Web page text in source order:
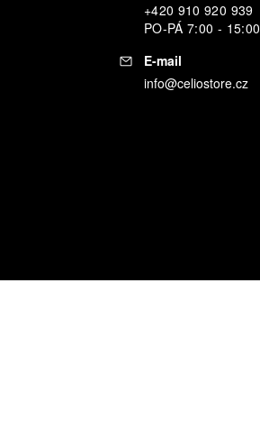
+420 910 920 939
PO-PÁ 7:00 - 15:00
E-mail
info@celiostore.cz